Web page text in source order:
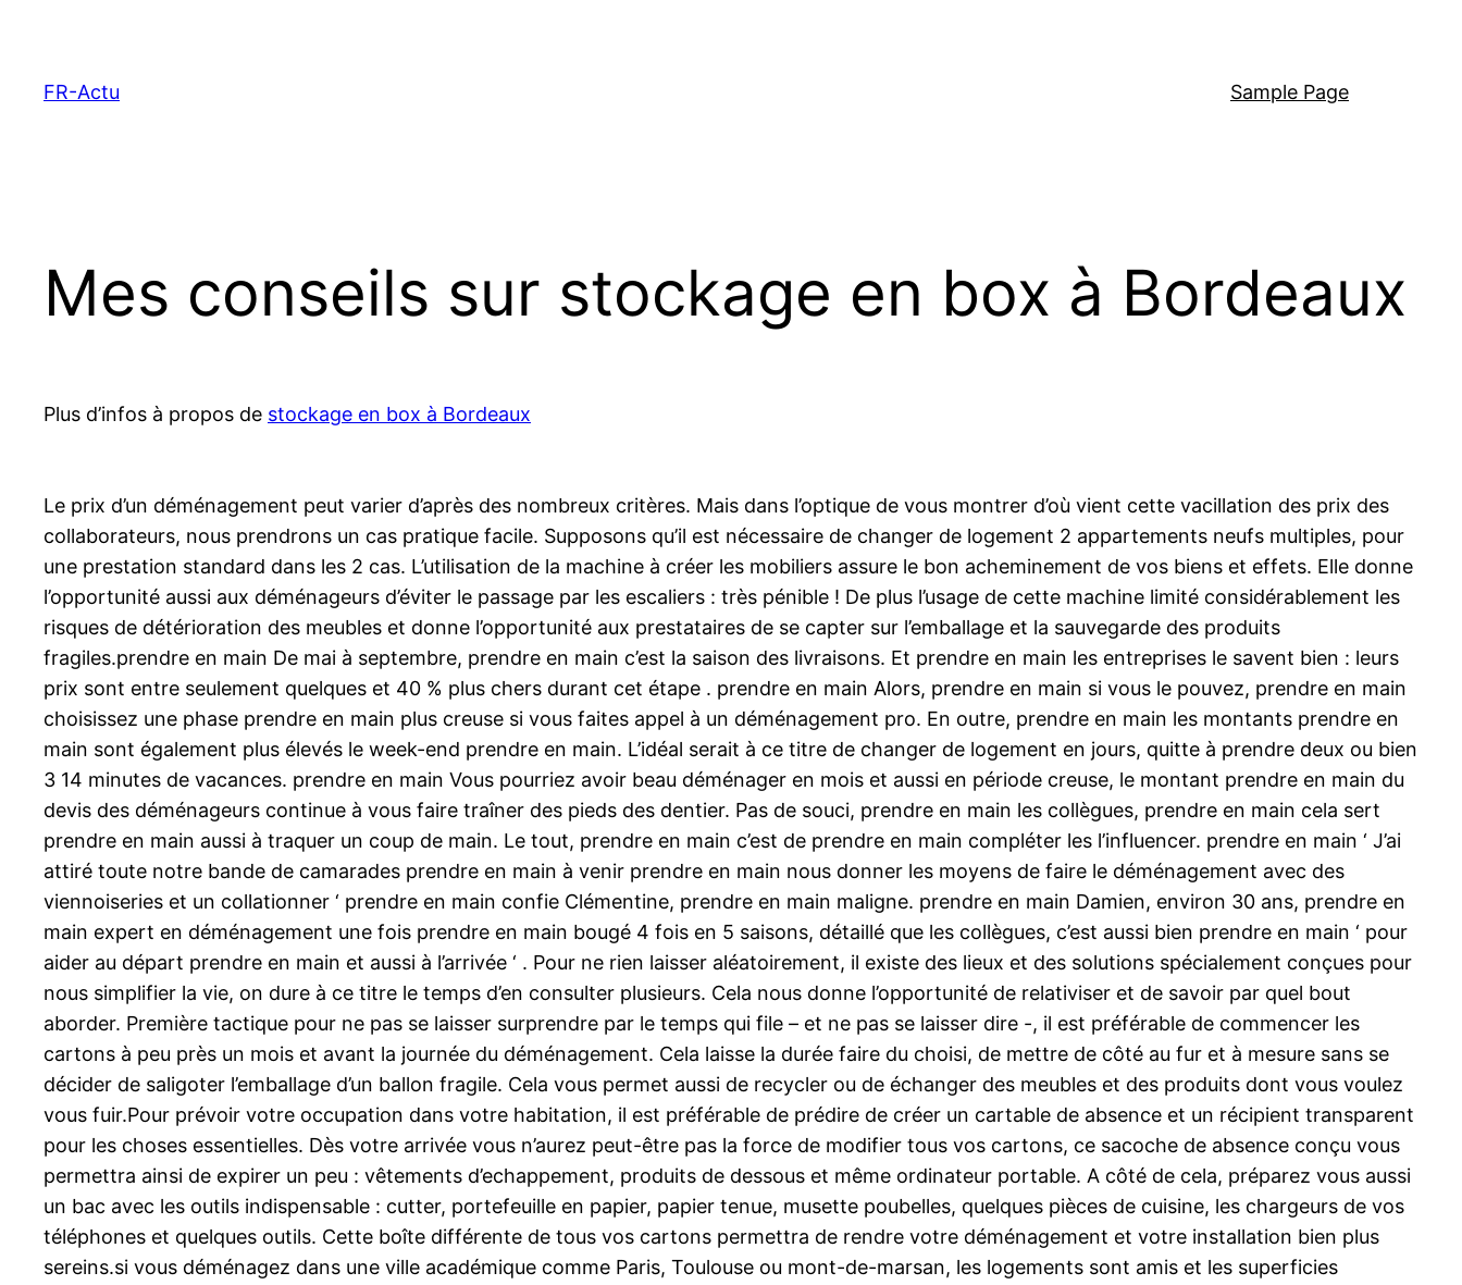
contenu
FR-Actu Sample Page
Mes conseils sur stockage en box à Bordeaux
Plus d’infos à propos de stockage en box à Bordeaux
Le prix d’un déménagement peut varier d’après des nombreux critères. Mais dans l’optique de vous montrer d’où vient cette vacillation des prix des
collaborateurs, nous prendrons un cas pratique facile. Supposons qu’il est nécessaire de changer de logement 2 appartements neufs multiples, pour
une prestation standard dans les 2 cas. L’utilisation de la machine à créer les mobiliers assure le bon acheminement de vos biens et effets. Elle donne
l’opportunité aussi aux déménageurs d’éviter le passage par les escaliers : très pénible ! De plus l’usage de cette machine limité considérablement les
risques de détérioration des meubles et donne l’opportunité aux prestataires de se capter sur l’emballage et la sauvegarde des produits
fragiles.prendre en main De mai à septembre, prendre en main c’est la saison des livraisons. Et prendre en main les entreprises le savent bien : leurs
prix sont entre seulement quelques et 40 % plus chers durant cet étape . prendre en main Alors, prendre en main si vous le pouvez, prendre en main
choisissez une phase prendre en main plus creuse si vous faites appel à un déménagement pro. En outre, prendre en main les montants prendre en
main sont également plus élevés le week-end prendre en main. L’idéal serait à ce titre de changer de logement en jours, quitte à prendre deux ou bien
3 14 minutes de vacances. prendre en main Vous pourriez avoir beau déménager en mois et aussi en période creuse, le montant prendre en main du
devis des déménageurs continue à vous faire traîner des pieds des dentier. Pas de souci, prendre en main les collègues, prendre en main cela sert
prendre en main aussi à traquer un coup de main. Le tout, prendre en main c’est de prendre en main compléter les l’influencer. prendre en main ‘ J’ai
attiré toute notre bande de camarades prendre en main à venir prendre en main nous donner les moyens de faire le déménagement avec des
viennoiseries et un collationner ‘ prendre en main confie Clémentine, prendre en main maligne. prendre en main Damien, environ 30 ans, prendre en
main expert en déménagement une fois prendre en main bougé 4 fois en 5 saisons, détaillé que les collègues, c’est aussi bien prendre en main ‘ pour
aider au départ prendre en main et aussi à l’arrivée ‘ . Pour ne rien laisser aléatoirement, il existe des lieux et des solutions spécialement conçues pour
nous simplifier la vie, on dure à ce titre le temps d’en consulter plusieurs. Cela nous donne l’opportunité de relativiser et de savoir par quel bout
aborder. Première tactique pour ne pas se laisser surprendre par le temps qui file – et ne pas se laisser dire -, il est préférable de commencer les
cartons à peu près un mois et avant la journée du déménagement. Cela laisse la durée faire du choisi, de mettre de côté au fur et à mesure sans se
décider de saligoter l’emballage d’un ballon fragile. Cela vous permet aussi de recycler ou de échanger des meubles et des produits dont vous voulez
vous fuir.Pour prévoir votre occupation dans votre habitation, il est préférable de prédire de créer un cartable de absence et un récipient transparent
pour les choses essentielles. Dès votre arrivée vous n’aurez peut-être pas la force de modifier tous vos cartons, ce sacoche de absence conçu vous
permettra ainsi de expirer un peu : vêtements d’echappement, produits de dessous et même ordinateur portable. A côté de cela, préparez vous aussi
un bac avec les outils indispensable : cutter, portefeuille en papier, papier tenue, musette poubelles, quelques pièces de cuisine, les chargeurs de vos
téléphones et quelques outils. Cette boîte différente de tous vos cartons permettra de rendre votre déménagement et votre installation bien plus
sereins.si vous déménagez dans une ville académique comme Paris, Toulouse ou mont-de-marsan, les logements sont amis et les superficies